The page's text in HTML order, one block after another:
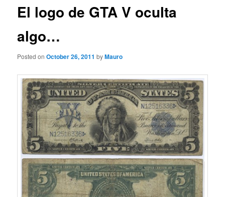
El logo de GTA V oculta
algo…
Posted onOctober 26, 2011 byMauro